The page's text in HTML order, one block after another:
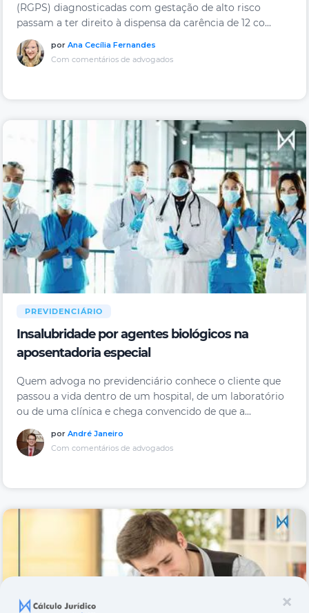
×
(RGPS) diagnosticadas com gestação de alto risco
passam a ter direito à dispensa da carência de 12 co...
por Ana Cecília Fernandes
Com comentários de advogados
PREVIDENCIÁRIO
Insalubridade por agentes biológicos na
aposentadoria especial
Quem advoga no previdenciário conhece o cliente que
passou a vida dentro de um hospital, de um laboratório
ou de uma clínica e chega convencido de que a...
por André Janeiro
Com comentários de advogados